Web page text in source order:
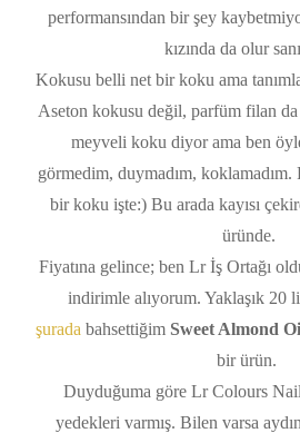
performansından bir şey
kızında da olur
Kokusu belli net bir koku ama
Aseton kokusu değil, parfüm filan da
meyveli koku diyor ama ben
görmedim, duymadım, koklamadım.
bir koku işte:) Bu arada kayısı
üründe.
Fiyatına gelince; ben Lr İş Ortağı
indirimle alıyorum. Yaklaşık 20
şurada bahsettiğim Sweet Almond
bir ürün.
Duyduğuma göre Lr Colours
yedekleri varmış. Bilen varsa